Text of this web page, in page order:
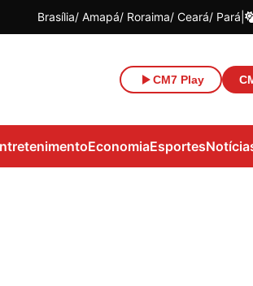
Brasília Amapá Roraima Ceará Pará
CM7 Play
EconomiaEsportes